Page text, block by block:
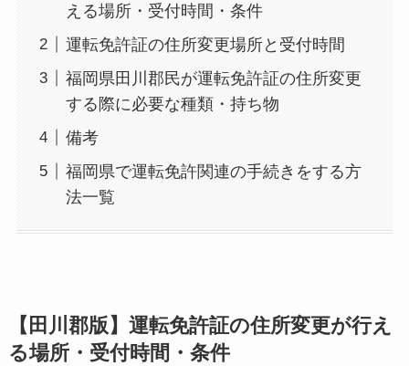
える場所・受付時間・条件
運転免許証の住所変更場所と受付時間
福岡県田川郡民が運転免許証の住所変更
する際に必要な種類・持ち物
備考
福岡県で運転免許関連の手続きをする方
法一覧
【田川郡版】運転免許証の住所変更が行え
る場所・受付時間・条件